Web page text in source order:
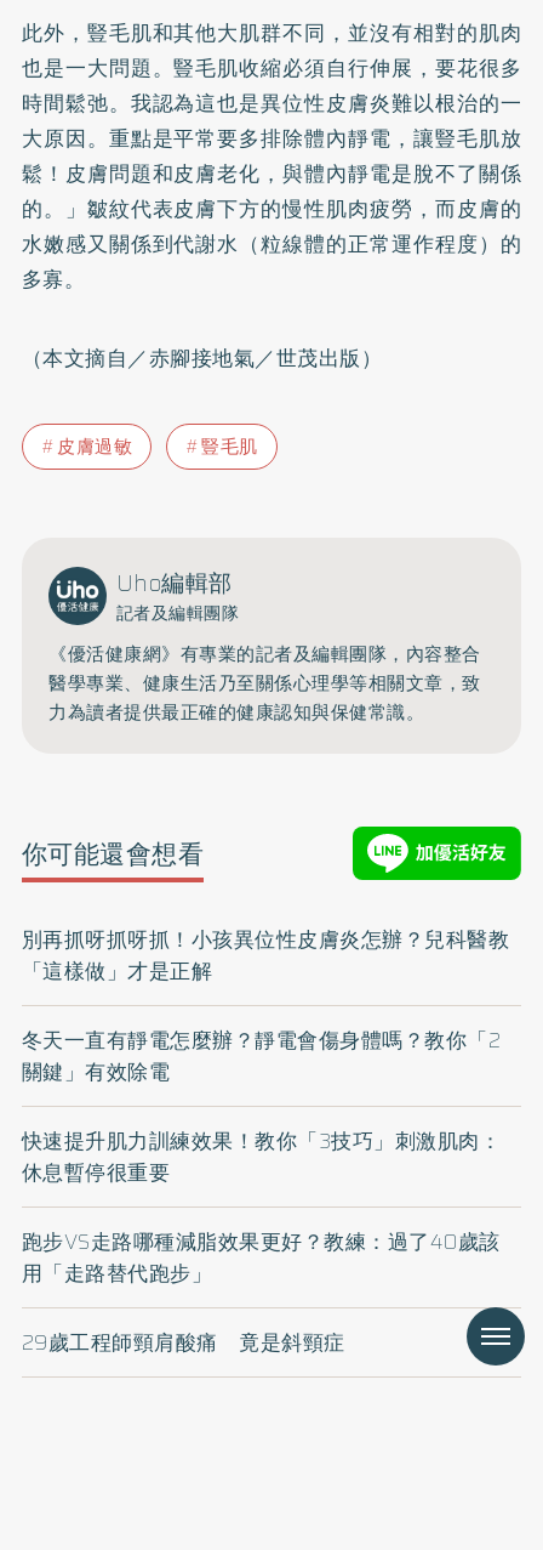
此外，豎毛肌和其他大肌群不同，並沒有相對的肌肉
也是一大問題。豎毛肌收縮必須自行伸展，要花很多
時間鬆弛。我認為這也是異位性皮膚炎難以根治的一
大原因。重點是平常要多排除體內靜電，讓豎毛肌放
鬆！皮膚問題和皮膚老化，與體內靜電是脫不了關係
的。」皺紋代表皮膚下方的慢性肌肉疲勞，而皮膚的
水嫩感又關係到代謝水（粒線體的正常運作程度）的
多寡。
（本文摘自／赤腳接地氣／世茂出版）
皮膚過敏 豎毛肌
Uho編輯部
記者及編輯團隊
《優活健康網》有專業的記者及編輯團隊，內容整合
醫學專業、健康生活乃至關係心理學等相關文章，致
力為讀者提供最正確的健康認知與保健常識。
你可能還會想看
別再抓呀抓呀抓！小孩異位性皮膚炎怎辦？兒科醫教
「這樣做」才是正解
冬天一直有靜電怎麼辦？靜電會傷身體嗎？教你「2
關鍵」有效除電
快速提升肌力訓練效果！教你「3技巧」刺激肌肉：
休息暫停很重要
跑步VS走路哪種減脂效果更好？教練：過了40歲該
用「走路替代跑步」
29歲工程師頸肩酸痛 竟是斜頸症 Menu